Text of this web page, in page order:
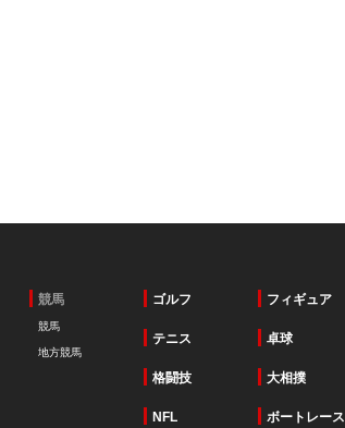
競馬
競馬
地方競馬
ゴルフ フィギュア
テニス 卓球
格闘技 大相撲
NFL ボートレース